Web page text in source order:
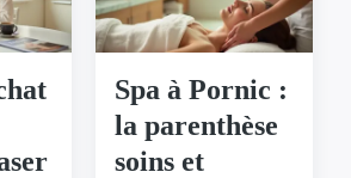
Spa à Pornic :
la parenthèse
soins et